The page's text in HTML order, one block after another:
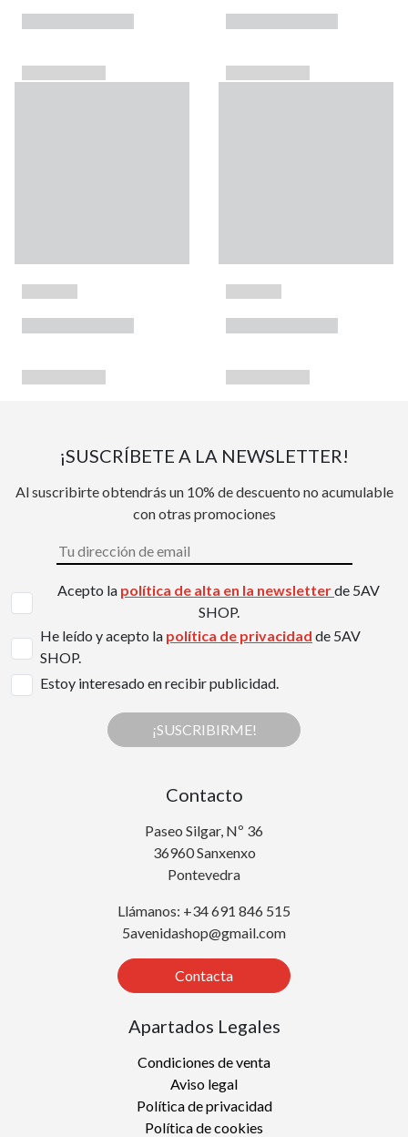
¡SUSCRÍBETE A LA NEWSLETTER!
Al suscribirte obtendrás un 10% de descuento no acumulable
con otras promociones
Acepto la política de alta en la newsletterde 5AV
SHOP.
He leído y acepto la política de privacidad de 5AV
SHOP.
Estoy interesado en recibir publicidad.
¡SUSCRIBIRME!
Contacto
Paseo Silgar, Nº 36
36960 Sanxenxo
Pontevedra
Llámanos: +34 691 846 515
5avenidashop@gmail.com
Contacta
Apartados Legales
Condiciones de venta
Aviso legal
Política de privacidad
Política de cookies